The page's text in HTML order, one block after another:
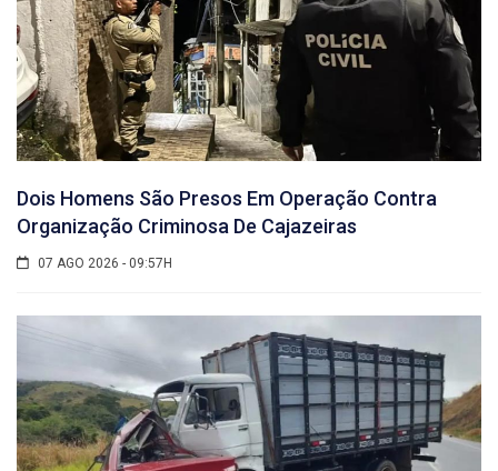
Dois Homens São Presos Em Operação Contra
Organização Criminosa De Cajazeiras
07 AGO 2026 - 09:57H